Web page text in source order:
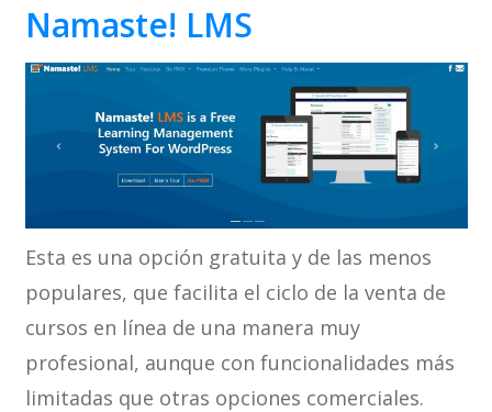
Namaste! LMS
Esta es una opción gratuita y de las menos
populares, que facilita el ciclo de la venta de
cursos en línea de una manera muy
profesional, aunque con funcionalidades más
limitadas que otras opciones comerciales.